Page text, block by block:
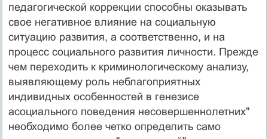
педагогической коррекции способны оказывать
свое негативное влияние на социальную
ситуацию развития, а соответственно, и на
процесс социального развития личности. Прежде
чем переходить к криминологическому анализу,
выявляющему роль неблагоприятных
индивидных особенностей в генезисе
асоциального поведения несовершеннолетних"
необходимо более четко определить само